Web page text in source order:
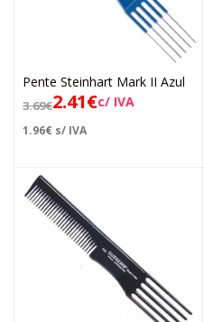
Pente Steinhart Mark II Azul
3.69€2.41€c/ IVA
1.96€ s/ IVA